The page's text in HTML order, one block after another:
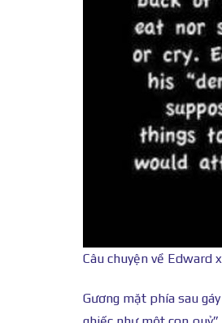
Câu chuyện về Edward
Gương mặt phía sau